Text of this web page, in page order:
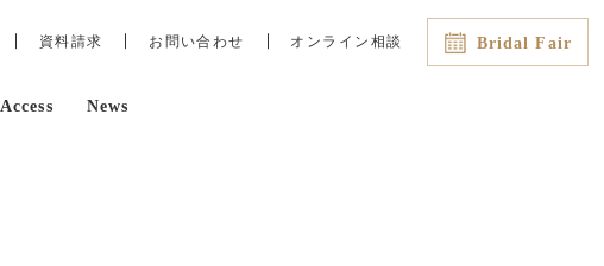
資料請求 お問い合わせ オンライン相談 Bridal Fair
Access News